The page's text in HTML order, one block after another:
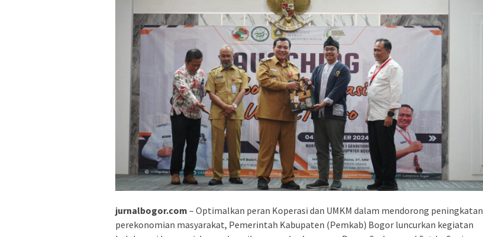
jurnalbogor.com – Optimalkan peran Koperasi dan UMKM dalam mendorong peningkatan
perekonomian masyarakat, Pemerintah Kabupaten (Pemkab) Bogor luncurkan kegiatan